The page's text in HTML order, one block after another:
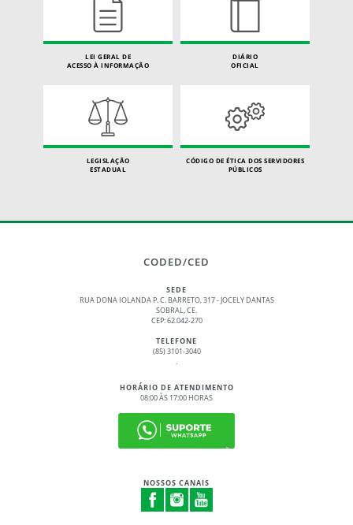
LEI GERAL DE
ACESSO À INFORMAÇÃO
DIÁRIO
OFICIAL
LEGISLAÇÃO
ESTADUAL
CÓDIGO DE ÉTICA DOS SERVIDORES
PÚBLICOS
CODED/CED
SEDE
RUA DONA IOLANDA P. C. BARRETO, 317 - JOCELY DANTAS
SOBRAL, CE.
CEP: 62.042-270
TELEFONE
(85) 3101-3040
.
HORÁRIO DE ATENDIMENTO
08:00 ÀS 17:00 HORAS
NOSSOS CANAIS